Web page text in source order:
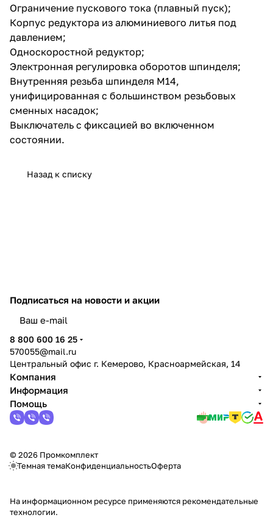
Ограничение пускового тока (плавный пуск);
Корпус редуктора из алюминиевого литья под
давлением;
Односкоростной редуктор;
Электронная регулировка оборотов шпинделя;
Внутренняя резьба шпинделя М14,
унифицированная с большинством резьбовых
сменных насадок;
Выключатель с фиксацией во включенном
состоянии.
Назад к списку
Подписаться на новости и акции
8 800 600 16 25
570055@mail.ru
Центральный офис г. Кемерово, Красноармейская, 14
Компания
Информация
Помощь
© 2026 Промкомплект
Темная темаКонфиденциальностьОферта
На информационном ресурсе применяются рекомендательные
технологии.